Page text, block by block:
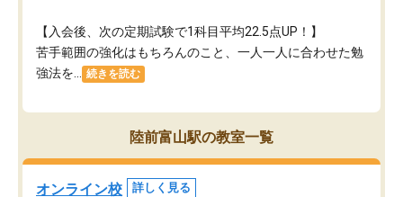
【入会後、次の定期試験で1科目平均22.5点UP！】
苦手範囲の強化はもちろんのこと、​一人一人に合わせた勉
強法を...
続きを読む
陸前富山駅の教室一覧
オンライン校 詳しく見る